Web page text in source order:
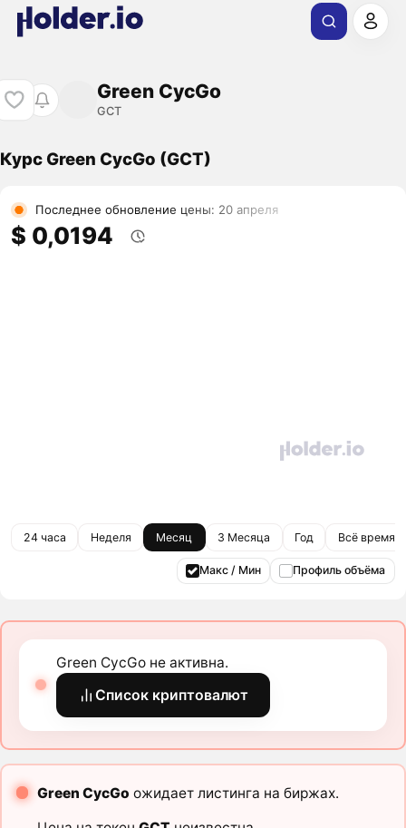
Green CycGo
GCT
Курс Green CycGo (GCT)
Последнее обновление цены: 20 апреля
$ 0,0194
24 часа Неделя Месяц 3 Месяца Год Всё время
Макс / Мин Профиль объёма
Green CycGo не активна.
Список криптовалют
Green CycGo ожидает листинга на биржах.